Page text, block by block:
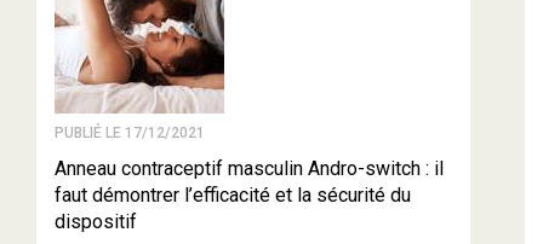
PUBLIÉ LE 17/12/2021
Anneau contraceptif masculin Andro-switch : il
faut démontrer l’efficacité et la sécurité du
dispositif